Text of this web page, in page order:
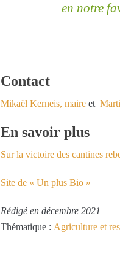
en notre
Contact
Mikaël Kerneis, maire et
En savoir plus
Sur la victoire des cantines
Site de « Un plus Bio »
Rédigé en décembre 2021
Thématique : Agriculture et